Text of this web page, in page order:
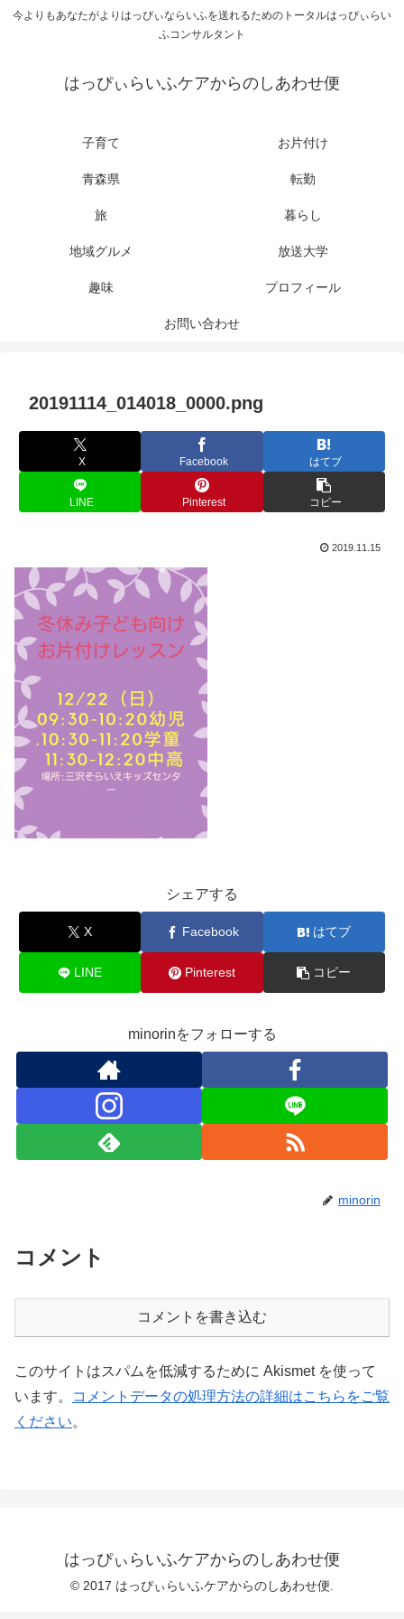
今よりもあなたがよりはっぴぃならいふを送れるためのトータルはっぴぃらい
ふコンサルタント
はっぴぃらいふケアからのしあわせ便
子育て お片付け
青森県 転勤
旅 暮らし
地域グルメ 放送大学
趣味 プロフィール
お問い合わせ
20191114_014018_0000.png
X Facebook はてブ
LINE Pinterest コピー
2019.11.15
シェアする
X Facebook はてブ
LINE Pinterest コピー
minorinをフォローする
minorin
コメント
コメントを書き込む
このサイトはスパムを低減するために Akismet を使って
います。
コメントデータの処理方法の詳細はこちらをご覧
ください。
はっぴぃらいふケアからのしあわせ便
© 2017 はっぴぃらいふケアからのしあわせ便.